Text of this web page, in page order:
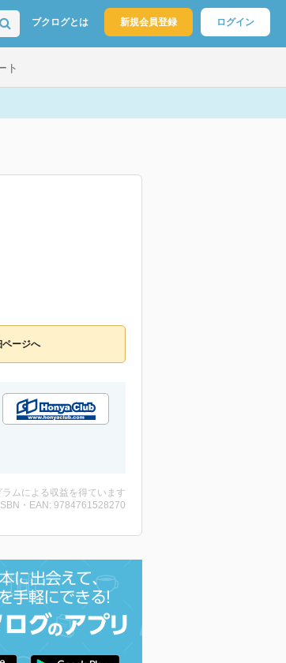
ブクログとは 新規会員登録 ログイン
ト
ージへ
ムによる収益を得ています
・EAN: 9784761528270